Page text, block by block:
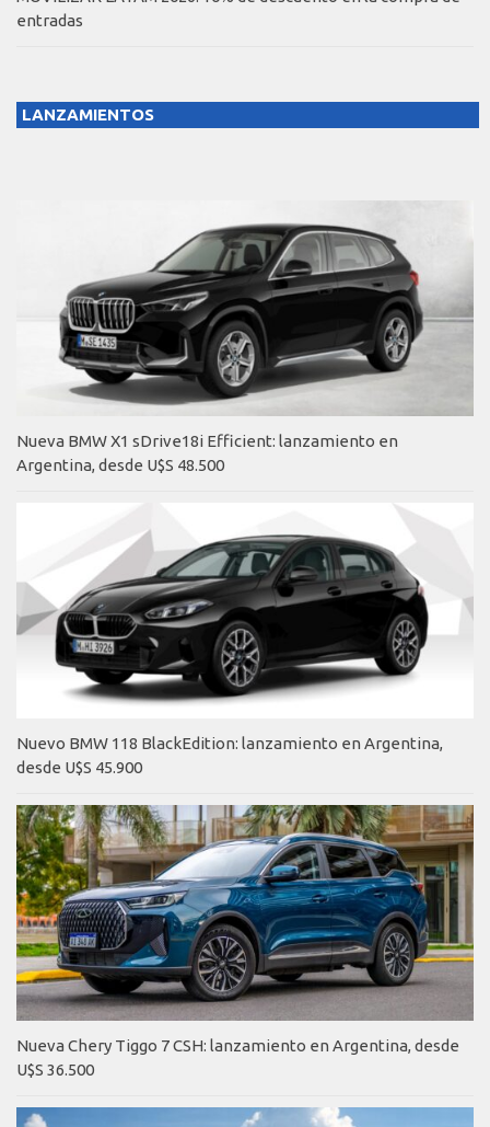
entradas
LANZAMIENTOS
Nueva BMW X1 sDrive18i Efficient: lanzamiento en
Argentina, desde U$S 48.500
Nuevo BMW 118 BlackEdition: lanzamiento en Argentina,
desde U$S 45.900
Nueva Chery Tiggo 7 CSH: lanzamiento en Argentina, desde
U$S 36.500